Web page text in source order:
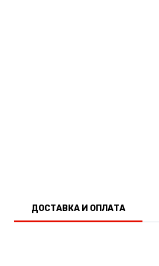
ДОСТАВКА И ОПЛАТА